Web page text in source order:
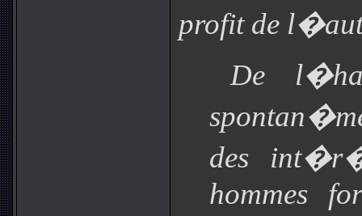
profit de
De
des
hommes